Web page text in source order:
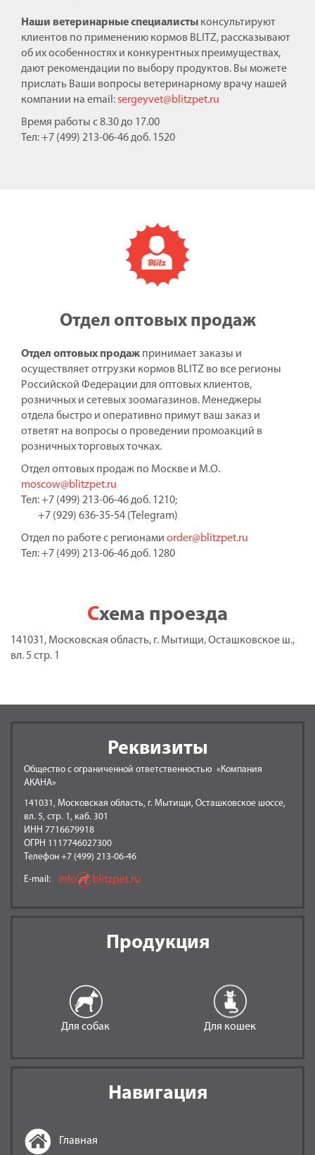
Наши ветеринарные специалисты консультируют
клиентов по применению кормов BLITZ, рассказывают
об их особенностях и конкурентных преимуществах,
дают рекомендации по выбору продуктов. Вы можете
прислать Ваши вопросы ветеринарному врачу нашей
компании на email:sergeyvet@blitzpet.ru
Время работы с 8.30 до 17.00
Тел: +7 (499) 213-06-46 доб. 1520
Отдел оптовых продаж
Отдел оптовых продаж принимает заказы и
осуществляет отгрузки кормов BLITZ во все регионы
Российской Федерации для оптовых клиентов,
розничных и сетевых зоомагазинов. Менеджеры
отдела быстро и оперативно примут ваш заказ и
ответят на вопросы о проведении промоакций в
розничных торговых точках.
Отдел оптовых продаж по Москве и М.О.
moscow@blitzpet.ru
Тел: +7 (499) 213-06-46 доб. 1210;
+7 (929) 636-35-54 (Telegram)
Отдел по работе с регионами order@blitzpet.ru
Тел: +7 (499) 213-06-46 доб. 1280
Схема проезда
141031, Московская область, г. Мытищи, Осташковское ш.,
вл. 5 стр. 1
Реквизиты
Общество с ограниченной ответственностью «Компания
АКАНА»
141031, Московская область, г. Мытищи, Осташковское шоссе,
вл. 5, стр. 1, каб. 301
ИНН 7716679918
ОГРН 1117746027300
Телефон +7 (499) 213-06-46
E-mail:
Продукция
Для собак Для кошек
Навигация
Главная